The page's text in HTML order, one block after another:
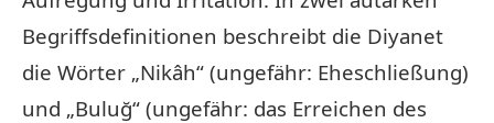
Begriffsdefinitionen beschreibt die Diyanet
die Wörter „Nikâh“ (ungefähr: Eheschließung)
und „Buluğ“ (ungefähr: das Erreichen des